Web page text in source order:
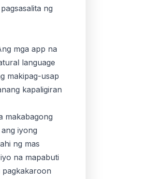
ng
mga app na
language
makipag-usap
kapaligiran
makabagong
iyong
ng mas
na mapabuti
pagkakaroon